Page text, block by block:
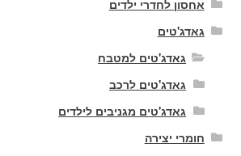
אחסון לחדרי ילדים
גאדג'טים
גאדג'טים למטבח
גאדג'טים לרכב
גאדג'טים מגניבים לילדים
חומרי יצירה